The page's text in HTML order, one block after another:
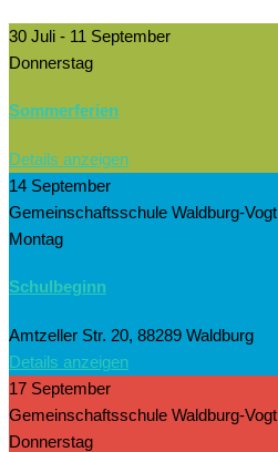
30 Juli - 11 September
Donnerstag
Sommerferien
Details anzeigen
14 September
Gemeinschaftsschule Waldburg-Vogt
Montag
Schulbeginn
Amtzeller Str. 20, 88289 Waldburg
Details anzeigen
17 September
Gemeinschaftsschule Waldburg-Vogt
Donnerstag